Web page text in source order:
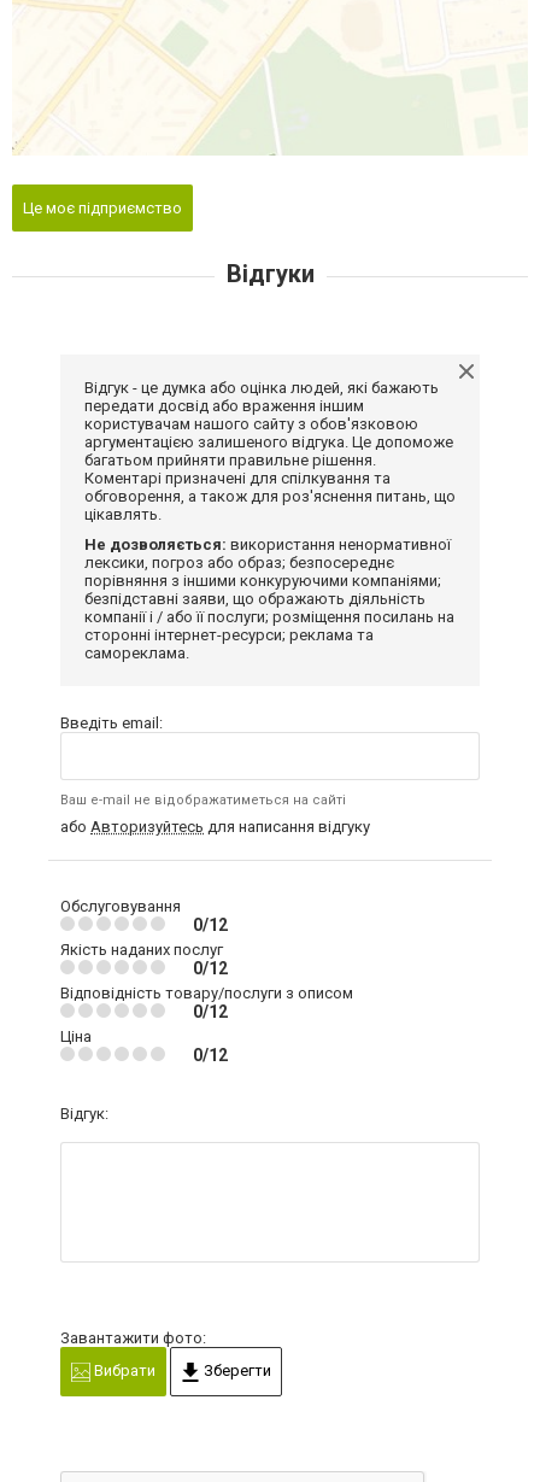
Це моє підприємство
Відгуки
Відгук - це думка або оцінка людей, які бажають
передати досвід або враження іншим
користувачам нашого сайту з обов'язковою
аргументацією залишеного відгука. Це допоможе
багатьом прийняти правильне рішення.
Коментарі призначені для спілкування та
обговорення, а також для роз'яснення питань, що
цікавлять.
Не дозволяється: використання ненормативної
лексики, погроз або образ; безпосереднє
порівняння з іншими конкуруючими компаніями;
безпідставні заяви, що ображають діяльність
компанії і / або її послуги; розміщення посилань на
сторонні інтернет-ресурси; реклама та
самореклама.
Введіть email:
Ваш e-mail не відображатиметься на сайті
або Авторизуйтесь для написання відгуку
Обслуговування
0/12
Якість наданих послуг
0/12
Відповідність товару/послуги з описом
0/12
Ціна
0/12
Відгук:
Завантажити фото:
Вибрати
Зберегти